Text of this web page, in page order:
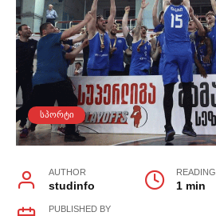
ᲡᲞᲝᲠᲢᲘ
AUTHOR
studinfo
READING
1 min
PUBLISHED BY